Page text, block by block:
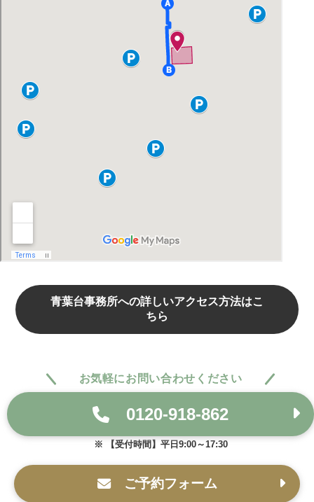
青葉台事務所への詳しいアクセス方法はこ
ちら
お気軽にお問い合わせください
0120-918-862
【受付時間】平日9:00～17:30
ご予約フォーム